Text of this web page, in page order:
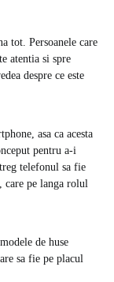
tot. Persoanele care
atentia si spre
despre ce este
asa ca acesta
pentru a-i
telefonul sa fie
care pe langa rolul
de huse
sa fie pe placul